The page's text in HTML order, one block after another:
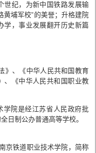
世纪，为新中国铁路发展输
黄埔军校”的美誉；升格建院
学，事业发展翻开历史新篇
》、《中华人民共和国教育
、《中华人民共和国职业教
程。
学院是经江苏省人民政府批
日制公办普通高等学校。
京铁道职业技术学院，简称